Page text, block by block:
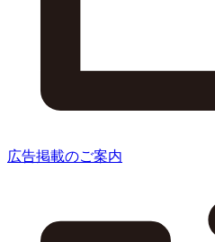
広告掲載のご案内